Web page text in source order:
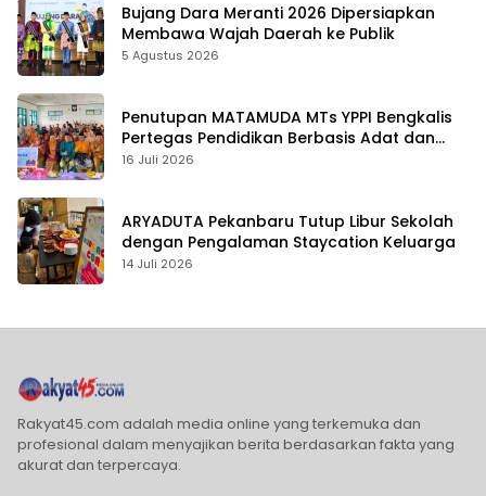
Bujang Dara Meranti 2026 Dipersiapkan
Membawa Wajah Daerah ke Publik
5 Agustus 2026
Penutupan MATAMUDA MTs YPPI Bengkalis
Pertegas Pendidikan Berbasis Adat dan
Karakter
16 Juli 2026
ARYADUTA Pekanbaru Tutup Libur Sekolah
dengan Pengalaman Staycation Keluarga
14 Juli 2026
Rakyat45.com adalah media online yang terkemuka dan
profesional dalam menyajikan berita berdasarkan fakta yang
akurat dan terpercaya.